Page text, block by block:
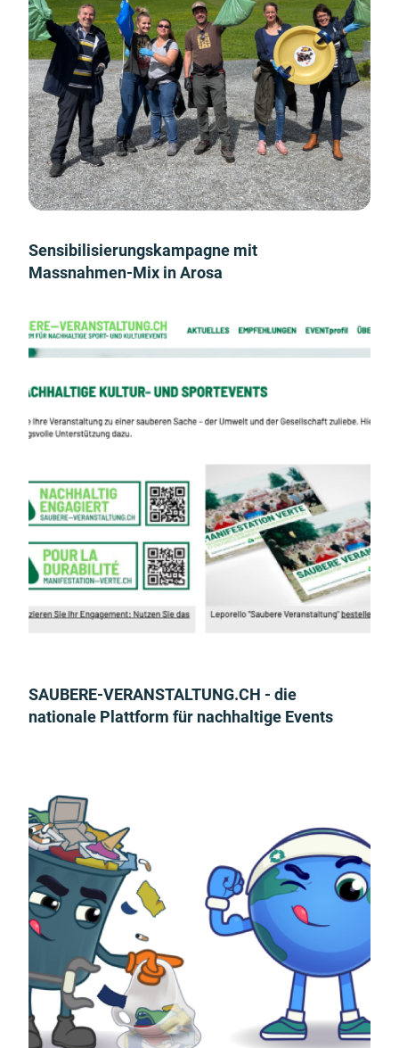
Sensibilisierungskampagne mit
Massnahmen-Mix in Arosa
SAUBERE-VERANSTALTUNG.CH - die
nationale Plattform für nachhaltige Events